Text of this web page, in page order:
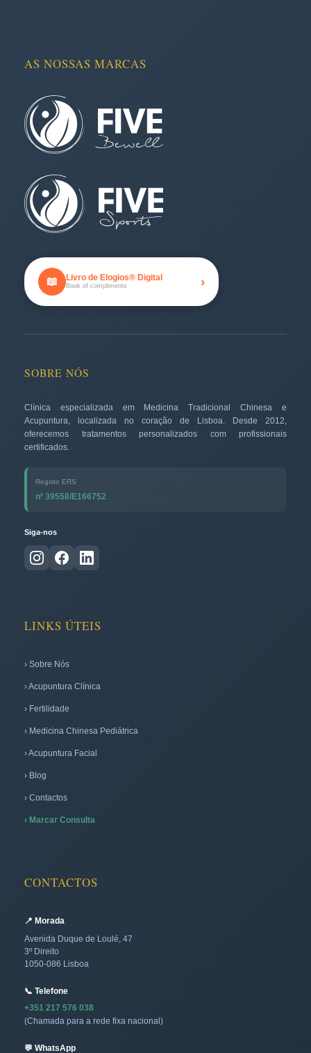
AS NOSSAS MARCAS
📖 Livro de Elogios® Digital
Book of compliments ›
SOBRE NÓS
Clínica especializada em Medicina Tradicional Chinesa e
Acupuntura, localizada no coração de Lisboa. Desde 2012,
oferecemos tratamentos personalizados com profissionais
certificados.
Registo ERS
nº 39558/E166752
Siga-nos
LINKS ÚTEIS
› Sobre Nós
› Acupuntura Clínica
› Fertilidade
› Medicina Chinesa Pediátrica
› Acupuntura Facial
› Blog
› Contactos
› Marcar Consulta
CONTACTOS
📍 Morada
Avenida Duque de Loulé, 47
3º Direito
1050-086 Lisboa
📞 Telefone
+351 217 576 038
(Chamada para a rede fixa nacional)
💬 WhatsApp